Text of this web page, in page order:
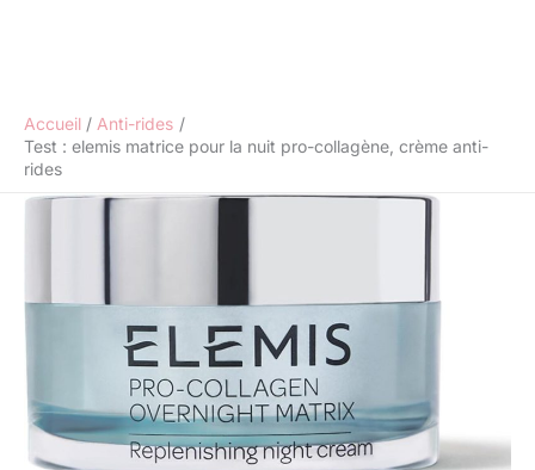
Accueil
Anti-rides
Test : elemis matrice pour la nuit pro-collagène, crème anti-
rides